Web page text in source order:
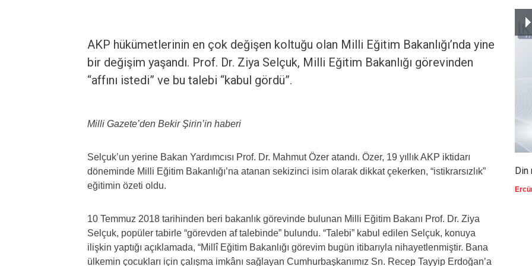
AKP hükümetlerinin en çok değişen koltuğu olan Milli Eğitim Bakanlığı’nda yine
bir değişim yaşandı. Prof. Dr. Ziya Selçuk, Milli Eğitim Bakanlığı görevinden
“affını istedi” ve bu talebi “kabul gördü”.
Milli Gazete’den Bekir Şirin’in haberi
Selçuk’un yerine Bakan Yardımcısı Prof. Dr. Mahmut Özer atandı. Özer, 19 yıllık AKP iktidarı
döneminde Milli Eğitim Bakanlığı’na atanan sekizinci isim olarak dikkat çekerken, “istikrarsızlık”
eğitimin özeti oldu.
10 Temmuz 2018 tarihinden beri bakanlık görevinde bulunan Milli Eğitim Bakanı Prof. Dr. Ziya
Selçuk, popüler tabirle “görevden af talebinde” bulundu. “Talebi” kabul edilen Selçuk, konuya
ilişkin yaptığı açıklamada, “Millî Eğitim Bakanlığı görevim bugün itibarıyla nihayetlenmiştir. Bana
ülkemin çocukları için çalışma imkânı sağlayan Cumhurbaşkanımız Sn. Recep Tayyip Erdoğan’a
Din